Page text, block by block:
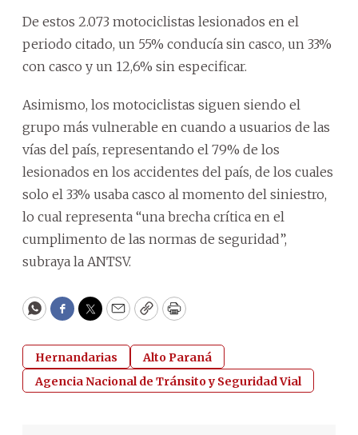
De estos 2.073 motociclistas lesionados en el
periodo citado, un 55% conducía sin casco, un 33%
con casco y un 12,6% sin especificar.
Asimismo, los motociclistas siguen siendo el
grupo más vulnerable en cuando a usuarios de las
vías del país, representando el 79% de los
lesionados en los accidentes del país, de los cuales
solo el 33% usaba casco al momento del siniestro,
lo cual representa “una brecha crítica en el
cumplimento de las normas de seguridad”,
subraya la ANTSV.
WhatsApp
Facebook
Twitter
EmailCopyPrint
Hernandarias
Alto Paraná
Agencia Nacional de Tránsito y Seguridad Vial